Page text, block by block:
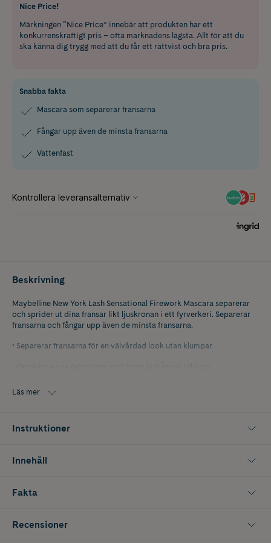
Nice Price!
Märkningen “Nice Price” innebär att produkten har ett
konkurrenskraftigt pris – ofta marknadens lägsta. Allt för att du
ska känna dig trygg med att du får ett rättvist och bra pris.
Snabba fakta
Mascara som separerar fransarna
Fångar upp även de minsta fransarna
Vattenfast
Beskrivning
Maybelline New York Lash Sensational Firework Mascara separerar
och sprider ut dina fransar likt ljuskronan i ett fyrverkeri. Separerar
fransarna och fångar upp även de minsta fransarna.
• Separerar fransarna för en välvårdad look utan klumpar
• Vattenfast
Läs mer
Instruktioner
Innehåll
Fakta
Recensioner